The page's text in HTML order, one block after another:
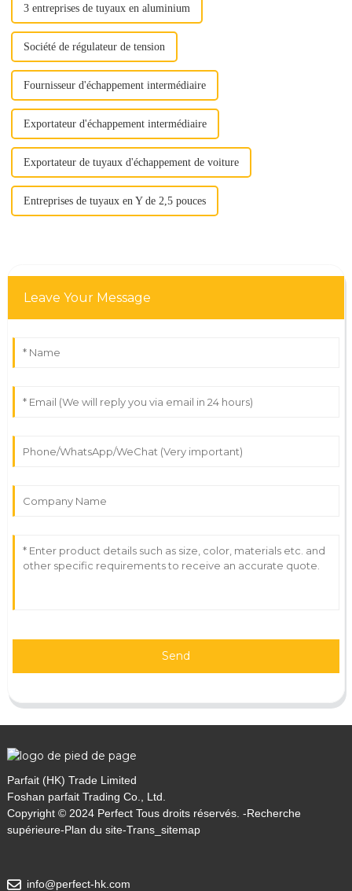
3 entreprises de tuyaux en aluminium
Société de régulateur de tension
Fournisseur d'échappement intermédiaire
Exportateur d'échappement intermédiaire
Exportateur de tuyaux d'échappement de voiture
Entreprises de tuyaux en Y de 2,5 pouces
Leave Your Message
Send
Parfait (HK) Trade Limited
Foshan parfait Trading Co., Ltd.
Copyright © 2024 Perfect Tous droits réservés. -Recherche
supérieure-Plan du site-Trans_sitemap
info@perfect-hk.com